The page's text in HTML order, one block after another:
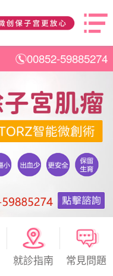
00852-59885274
就診指南 常見問題